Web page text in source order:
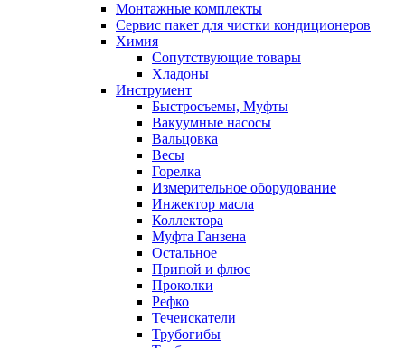
Монтажные комплекты
Сервис пакет для чистки кондиционеров
Химия
Сопутствующие товары
Хладоны
Инструмент
Быстросъемы, Муфты
Вакуумные насосы
Вальцовка
Весы
Горелка
Измерительное оборудование
Инжектор масла
Коллектора
Муфта Ганзена
Остальное
Припой и флюс
Проколки
Рефко
Течеискатели
Трубогибы